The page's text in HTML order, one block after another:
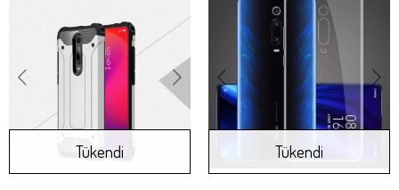
Tükendi Tükendi